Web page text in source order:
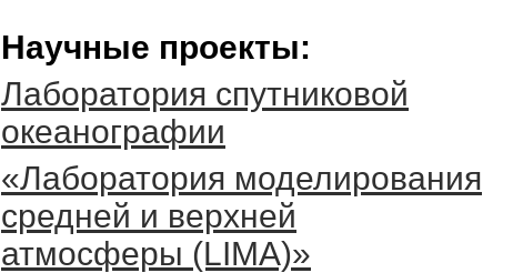
Научные проекты:
Лаборатория спутниковой
океанографии
«Лаборатория моделирования
средней и верхней
атмосферы (LIMA)»